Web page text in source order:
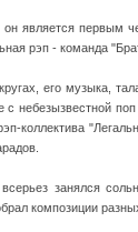
он является
рэп - команда
его музыка,
с небезызвестной
коллектива
занялся
композиции